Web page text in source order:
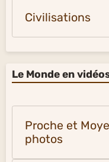
Civilisations
Le Monde en
Proche et
photos